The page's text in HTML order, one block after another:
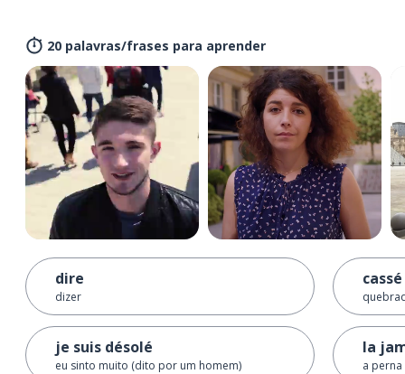
20 palavras/frases para aprender
dire
dizer
je suis désolé
eu sinto muito (dito por um homem)
cassé
la
a perna